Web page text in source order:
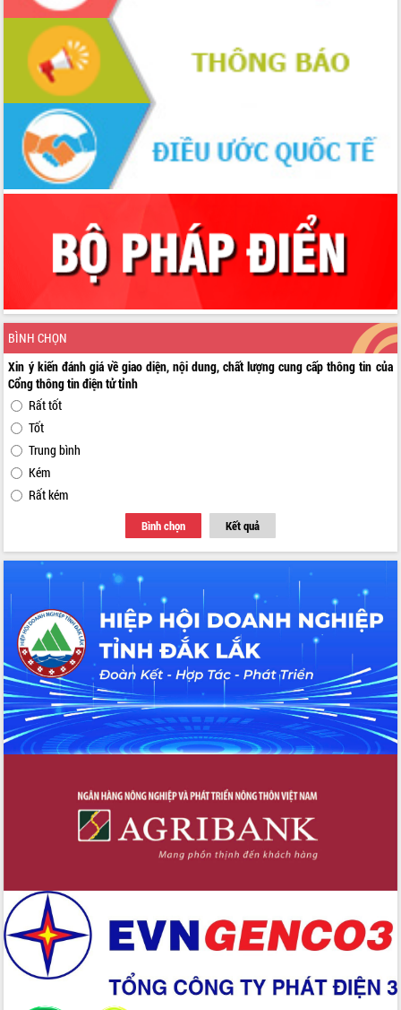
BÌNH CHỌN
Xin ý kiến đánh giá về giao diện, nội dung, chất lượng cung cấp thông tin của
Cổng thông tin điện tử tỉnh
Rất tốt
Tốt
Trung bình
Kém
Rất kém
Bình chọn Kết quả